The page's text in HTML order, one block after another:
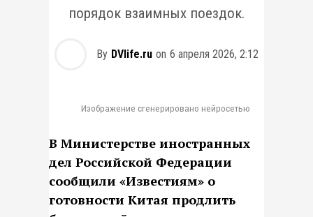
порядок взаимных поездок.
By DVlife.ru on 6 апреля 2026, 2:12
Изображение сгенерировано нейросетью
В Министерстве иностранных
дел Российской Федерации
сообщили «Известиям» о
готовности Китая продлить